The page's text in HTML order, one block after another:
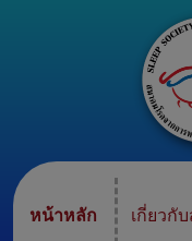
หน้าหลัก เกี่ยวกั